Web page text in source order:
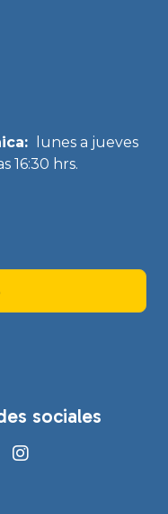
lunes a jueves
16:30 hrs.
sociales